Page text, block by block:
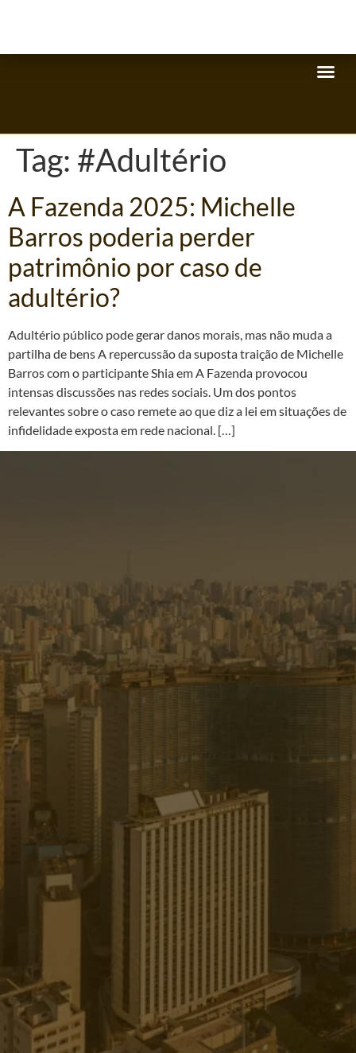
Tag: #Adultério
A Fazenda 2025: Michelle
Barros poderia perder
patrimônio por caso de
adultério?
Adultério público pode gerar danos morais, mas não muda a
partilha de bens A repercussão da suposta traição de Michelle
Barros com o participante Shia em A Fazenda provocou
intensas discussões nas redes sociais. Um dos pontos
relevantes sobre o caso remete ao que diz a lei em situações de
infidelidade exposta em rede nacional. […]